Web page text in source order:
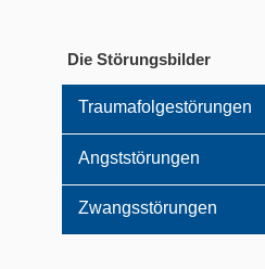
Die Störungsbilder
Traumafolgestörungen
Angststörungen
Zwangsstörungen